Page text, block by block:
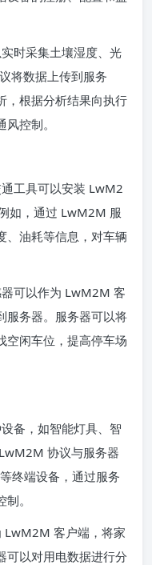
实时采集土壤湿度、光
将数据上传到服务
，根据分析结果向执行
控制。
工具可以安装 LwM2
如，通过 LwM2M 服
、油耗等信息，对车辆
器可以作为 LwM2M 客
服务器。服务器可以将
空闲车位，提高停车场
备，如智能灯具、智
协议与服务器
终端设备，通过服务
。
LwM2M 客户端，将家
可以对用电数据进行分